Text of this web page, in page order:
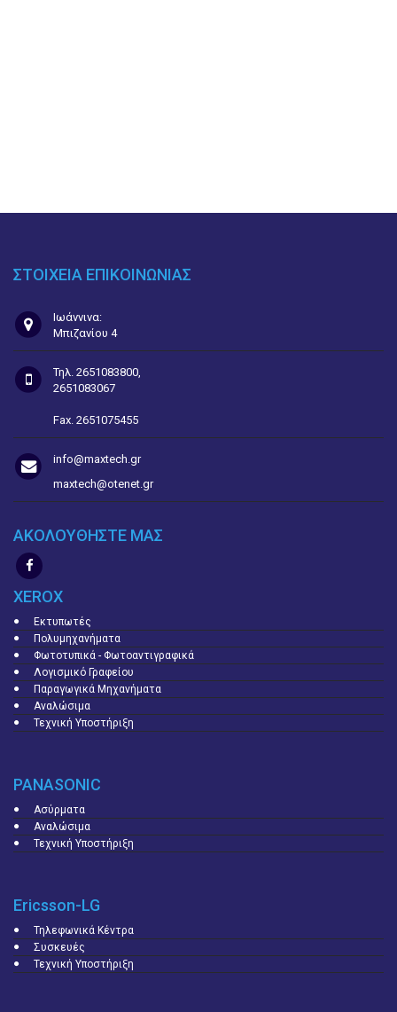
ΣΤΟΙΧΕΙΑ ΕΠΙΚΟΙΝΩΝΙΑΣ
Ιωάννινα:
Μπιζανίου 4
Τηλ. 2651083800,
2651083067
Fax. 2651075455
info@maxtech.gr
maxtech@otenet.gr
ΑΚΟΛΟΥΘΗΣΤΕ ΜΑΣ
XEROX
Εκτυπωτές
Πολυμηχανήματα
Φωτοτυπικά - Φωτοαντιγραφικά
Λογισμικό Γραφείου
Παραγωγικά Μηχανήματα
Αναλώσιμα
Τεχνική Υποστήριξη
PANASONIC
Ασύρματα
Αναλώσιμα
Τεχνική Υποστήριξη
Ericsson-LG
Τηλεφωνικά Κέντρα
Συσκευές
Τεχνική Υποστήριξη